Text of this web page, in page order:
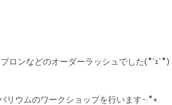
ロンなどのオーダーラッシュでした(*´ｪ`*)
リウムのワークショップを行います･:*+.